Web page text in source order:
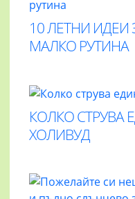
10 ЛЕТНИ ИДЕИ
МАЛКО РУТИНА
КОЛКО СТРУВА
ХОЛИВУД